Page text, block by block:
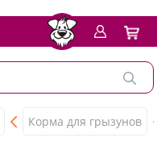
Корма для грызунов